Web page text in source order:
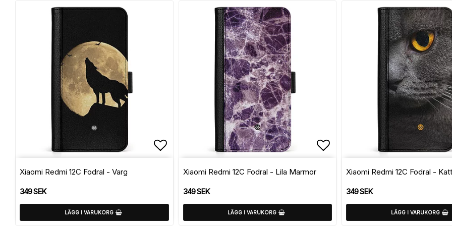
Lägg till i favoritlistan
Xiaomi Redmi 12C Fodral - Varg
349 SEK
LÄGG I VARUKORG
Lägg till i favoritlistan
Xiaomi Redmi 12C Fodral - Lila Marmor
349 SEK
LÄGG I VARUKORG
Xiaomi Redmi 12C Fodral -
349 SEK
LÄGG I VARUKORG